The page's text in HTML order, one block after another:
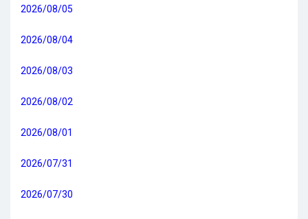
2026/08/05
2026/08/04
2026/08/03
2026/08/02
2026/08/01
2026/07/31
2026/07/30